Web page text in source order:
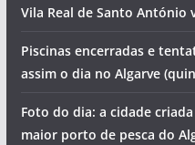
Vila Real de Santo António
Piscinas encerradas e
assim o dia no Algarve
Foto do dia: a cidade
maior porto de pesca do